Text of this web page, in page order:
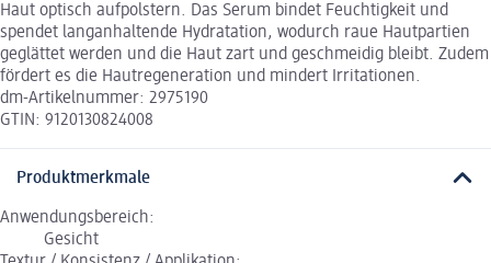
Haut optisch aufpolstern. Das Serum bindet Feuchtigkeit und
spendet langanhaltende Hydratation, wodurch raue Hautpartien
geglättet werden und die Haut zart und geschmeidig bleibt. Zudem
fördert es die Hautregeneration und mindert Irritationen.
dm-Artikelnummer: 2975190
GTIN: 9120130824008
Produktmerkmale
Anwendungsbereich:
Gesicht